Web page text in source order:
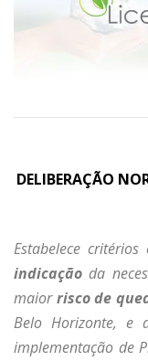
DELIBERAÇÃO
Estabelece critérios
indicação da
maiorrisco de
Belo Horizonte, e
implementação de